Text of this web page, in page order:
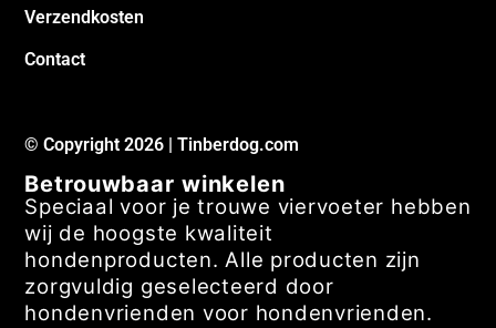
Verzendkosten
Contact
© Copyright 2026 | Tinberdog.com
Betrouwbaar winkelen
Speciaal voor je trouwe viervoeter hebben
wij de hoogste kwaliteit
hondenproducten. Alle producten zijn
zorgvuldig geselecteerd door
hondenvrienden voor hondenvrienden.